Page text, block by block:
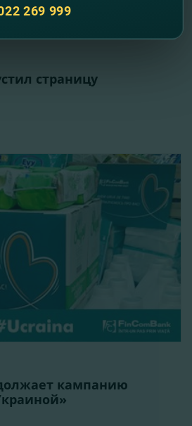
страницу
кампанию
269 999